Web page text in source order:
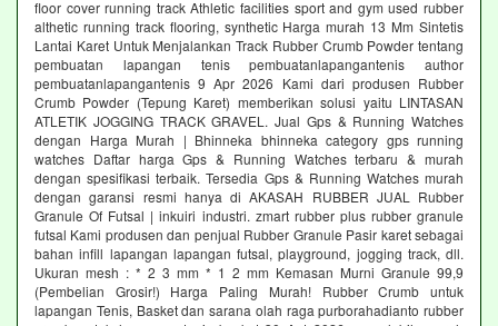
floor cover running track Athletic facilities sport and gym used rubber
althetic running track flooring, synthetic Harga murah 13 Mm Sintetis
Lantai Karet Untuk Menjalankan Track Rubber Crumb Powder tentang
pembuatan lapangan tenis pembuatanlapangantenis author
pembuatanlapangantenis 9 Apr 2026 Kami dari produsen Rubber
Crumb Powder (Tepung Karet) memberikan solusi yaitu LINTASAN
ATLETIK JOGGING TRACK GRAVEL. Jual Gps & Running Watches
dengan Harga Murah | Bhinneka bhinneka category gps running
watches Daftar harga Gps & Running Watches terbaru & murah
dengan spesifikasi terbaik. Tersedia Gps & Running Watches murah
dengan garansi resmi hanya di AKASAH RUBBER JUAL Rubber
Granule Of Futsal | inkuiri industri. zmart rubber plus rubber granule
futsal Kami produsen dan penjual Rubber Granule Pasir karet sebagai
bahan infill lapangan lapangan futsal, playground, jogging track, dll.
Ukuran mesh : * 2 3 mm * 1 2 mm Kemasan Murni Granule 99,9
(Pembelian Grosir!) Harga Paling Murah! Rubber Crumb untuk
lapangan Tenis, Basket dan sarana olah raga purborahadianto rubber